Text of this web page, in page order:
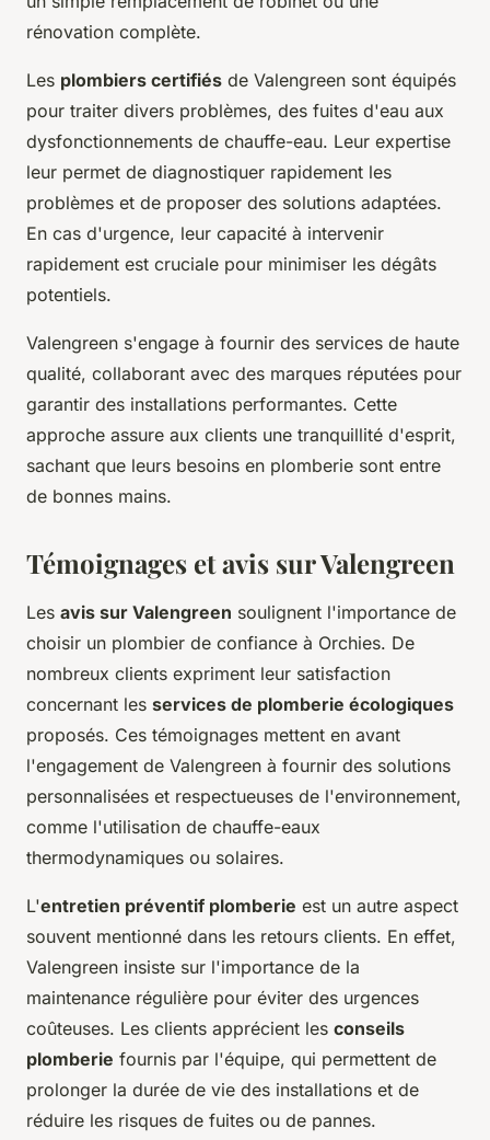
rénovation complète.
Les plombiers certifiés de Valengreen sont équipés
pour traiter divers problèmes, des fuites d'eau aux
dysfonctionnements de chauffe-eau. Leur expertise
leur permet de diagnostiquer rapidement les
problèmes et de proposer des solutions adaptées.
En cas d'urgence, leur capacité à intervenir
rapidement est cruciale pour minimiser les dégâts
potentiels.
Valengreen s'engage à fournir des services de haute
qualité, collaborant avec des marques réputées pour
garantir des installations performantes. Cette
approche assure aux clients une tranquillité d'esprit,
sachant que leurs besoins en plomberie sont entre
de bonnes mains.
Témoignages et avis sur Valengreen
Les avis sur Valengreen soulignent l'importance de
choisir un plombier de confiance à Orchies. De
nombreux clients expriment leur satisfaction
concernant les services de plomberie écologiques
proposés. Ces témoignages mettent en avant
l'engagement de Valengreen à fournir des solutions
personnalisées et respectueuses de l'environnement,
comme l'utilisation de chauffe-eaux
thermodynamiques ou solaires.
L'entretien préventif plomberie est un autre aspect
souvent mentionné dans les retours clients. En effet,
Valengreen insiste sur l'importance de la
maintenance régulière pour éviter des urgences
coûteuses. Les clients apprécient les conseils
plomberie fournis par l'équipe, qui permettent de
prolonger la durée de vie des installations et de
réduire les risques de fuites ou de pannes.